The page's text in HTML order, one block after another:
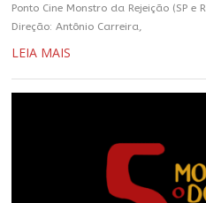
Ponto Cine Monstro da Rejeição (SP e
Direção: Antônio Carreira,
LEIA MAIS